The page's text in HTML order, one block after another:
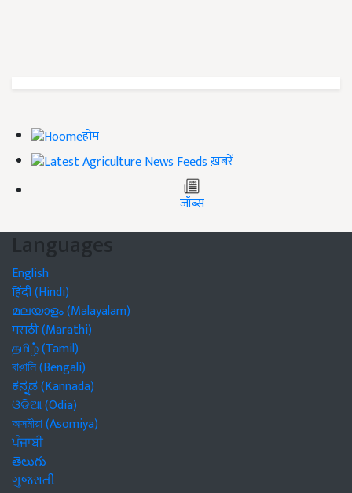
होम
ख़बरें
जॉब्स
Languages
English
हिंदी (Hindi)
മലയാളം (Malayalam)
मराठी (Marathi)
தமிழ் (Tamil)
বাঙালি (Bengali)
ಕನ್ನಡ (Kannada)
ଓଡିଆ (Odia)
অসমীয়া (Asomiya)
ਪੰਜਾਬੀ
తెలుగు
ગુજરાતી